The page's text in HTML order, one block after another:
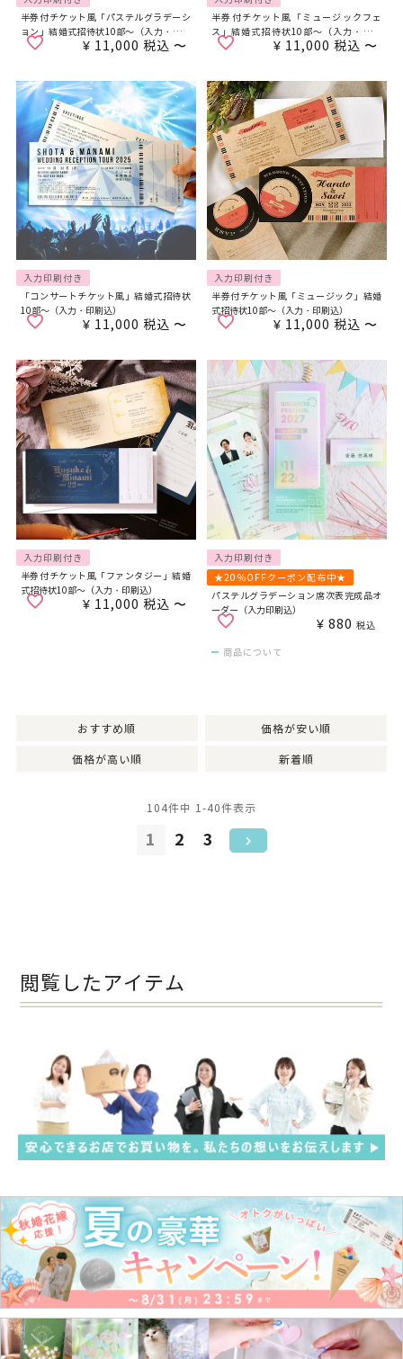
半券付チケット風「パステルグラデーシ
ョン」結婚式招待状10部～（入力・印刷
込）
¥ 11,000 税込 〜
半券付チケット風「ミュージックフェ
ス」結婚式招待状10部～（入力・印刷
込）
¥ 11,000 税込 〜
入力印刷付き
「コンサートチケット風」結婚式招待状
10部～（入力・印刷込）
¥ 11,000 税込 〜
入力印刷付き
半券付チケット風「ミュージック」結婚
式招待状10部～（入力・印刷込）
¥ 11,000 税込 〜
入力印刷付き
半券付チケット風「ファンタジー」結婚
式招待状10部～（入力・印刷込）
¥ 11,000 税込 〜
入力印刷付き
★20％OFFクーポン配布中★
パステルグラデーション席次表完成品オ
ーダー（入力印刷込）
¥ 880 税込
商品について
おすすめ順 価格が安い順
価格が高い順 新着順
104件中 1-40件表示
1 2 3
閲覧したアイテム